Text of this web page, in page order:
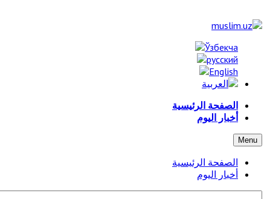
الصفحة الرئيسية
أخبار اليوم
Menu
الصفحة الرئيسية
أخبار اليوم